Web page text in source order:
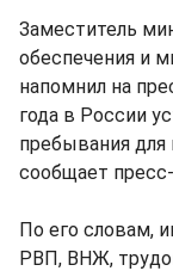
Заместитель
обеспечения и
напомнил на
года в России
пребывания
сообщает
По его словам,
РВП, ВНЖ,